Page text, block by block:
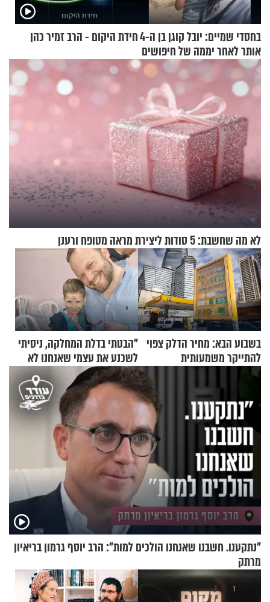
בחסדי שמיים: יובל קוגן בן ה-4
אותר לאחר יממה של חיפושים
חידת היקום - הרב זמיר כהן
לא מה שחשבת: 5 סודות ליצירת מראה מטופח ורענן
בשבוע הבא: מחיר הדלק צפוי
להתייקר משמעותית
"הבטתי בדלת המחלקה, ניסיתי
לשכנע את עצמי שאנחנו לא
שייכים לשם"
"נתקענו. חשבנו שאנחנו הולכים למות": הרב יוסף גרמון בריאיון
מרתק